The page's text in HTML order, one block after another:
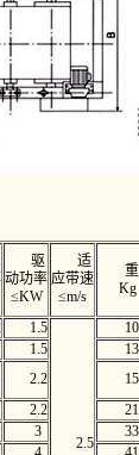
驱
动功率
≤KW
适
应带速
≤m/s
Kg
1.5
2.5
1.5
2.2
2.2
3